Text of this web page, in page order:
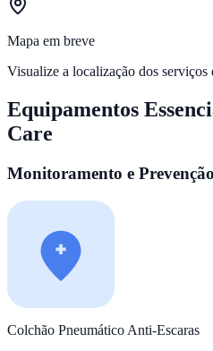
Mapa em breve
Visualize a localização dos serviços
Equipamentos
Care
Monitoramento e Prevenção
Colchão Pneumático Anti-Escaras